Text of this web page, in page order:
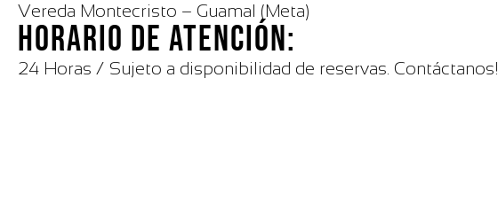
Vereda Montecristo – Guamal (Meta)
HORARIO DE ATENCIÓN:
24 Horas / Sujeto a disponibilidad de reservas. Contáctanos!